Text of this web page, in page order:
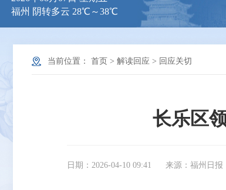
福州 阴转多云 28℃～38℃
当前位置： 首页 > 解读回应 > 回应关切
长乐区
日期：2026-04-10 09:41 来源：福州日报